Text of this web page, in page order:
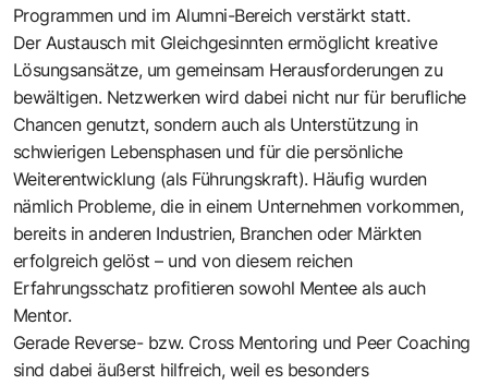
Programmen und im Alumni-Bereich verstärkt statt.
Der Austausch mit Gleichgesinnten ermöglicht kreative
Lösungsansätze, um gemeinsam Herausforderungen zu
bewältigen. Netzwerken wird dabei nicht nur für berufliche
Chancen genutzt, sondern auch als Unterstützung in
schwierigen Lebensphasen und für die persönliche
Weiterentwicklung (als Führungskraft). Häufig wurden
nämlich Probleme, die in einem Unternehmen vorkommen,
bereits in anderen Industrien, Branchen oder Märkten
erfolgreich gelöst – und von diesem reichen
Erfahrungsschatz profitieren sowohl Mentee als auch
Mentor.
Gerade Reverse- bzw. Cross Mentoring und Peer Coaching
sind dabei äußerst hilfreich, weil es besonders